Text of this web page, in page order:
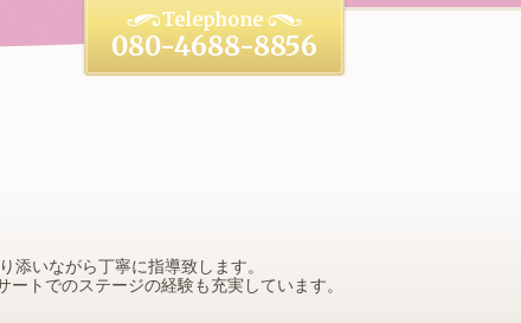
いながら丁寧に指導致します。
トでのステージの経験も充実しています。
080-4688-8856